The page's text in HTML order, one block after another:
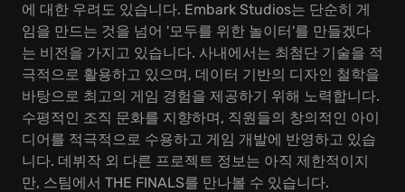
에 대한 우려도 있습니다. Embark Studios는 단순히 게
임을 만드는 것을 넘어 '모두를 위한 놀이터'를 만들겠다
는 비전을 가지고 있습니다. 사내에서는 최첨단 기술을 적
극적으로 활용하고 있으며, 데이터 기반의 디자인 철학을
바탕으로 최고의 게임 경험을 제공하기 위해 노력합니다.
수평적인 조직 문화를 지향하며, 직원들의 창의적인 아이
디어를 적극적으로 수용하고 게임 개발에 반영하고 있습
니다. 데뷔작 외 다른 프로젝트 정보는 아직 제한적이지
만, 스팀에서 THE FINALS를 만나볼 수 있습니다.